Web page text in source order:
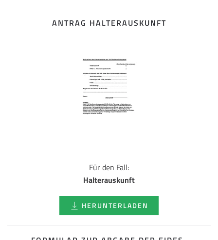
ANTRAG HALTERAUSKUNFT
Für den Fall:
Halterauskunft
HERUNTERLADEN